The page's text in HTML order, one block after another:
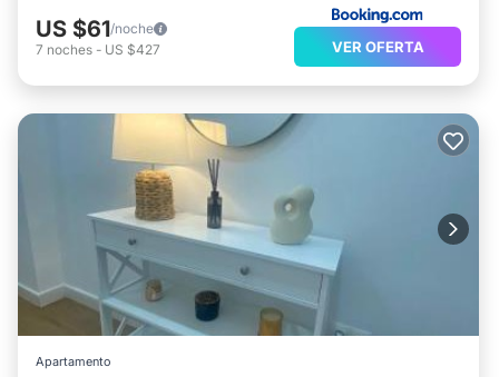
US $61/noche
7 noches - US $427 VER OFERTA
Apartamento